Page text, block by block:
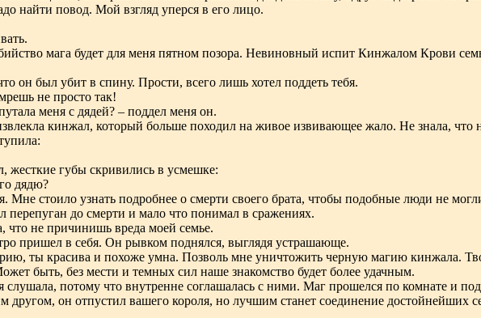
найти повод. Мой взгляд уперся в его лицо.
мага будет для меня пятном позора. Невиновный испит Кинжалом Крови
он был убит в спину. Прости, всего лишь хотел поддеть тебя.
не просто так!
меня с дядей? – поддел меня он.
кинжал, который больше походил на живое извивающее жало. Не знала,
жесткие губы скривились в усмешке:
дядю?
Мне стоило узнать подробнее о смерти своего брата, чтобы подобные люди не
перепуган до смерти и мало что понимал в сражениях.
что не причинишь вреда моей семье.
пришел в себя. Он рывком поднялся, выглядя устрашающе.
ты красива и похоже умна. Позволь мне уничтожить черную магию кинжала.
быть, без мести и темных сил наше знакомство будет более удачным.
слушала, потому что внутренне соглашалась с ними. Маг прошелся по комнате и
другом, он отпустил вашего короля, но лучшим станет соединение достойнейших